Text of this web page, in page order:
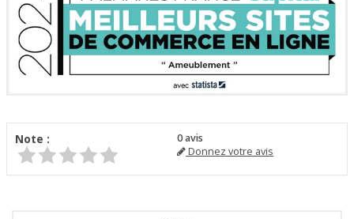
Note : 0avis
Donnez votre avis